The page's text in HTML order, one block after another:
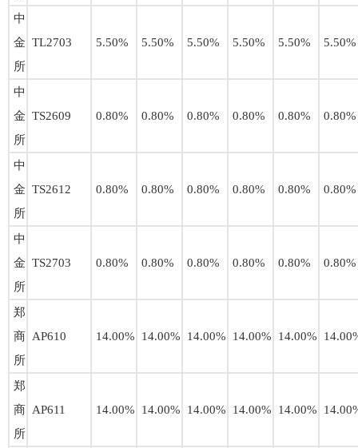
中
金
所
TL2703 5.50% 5.50% 5.50% 5.50% 5.50% 5.50%
中
金
所
TS2609 0.80% 0.80% 0.80% 0.80% 0.80% 0.80%
中
金
所
TS2612 0.80% 0.80% 0.80% 0.80% 0.80% 0.80%
中
金
所
TS2703 0.80% 0.80% 0.80% 0.80% 0.80% 0.80%
郑
商
所
AP610 14.00% 14.00% 14.00% 14.00% 14.00%
郑
商
所
AP611 14.00% 14.00% 14.00% 14.00% 14.00%